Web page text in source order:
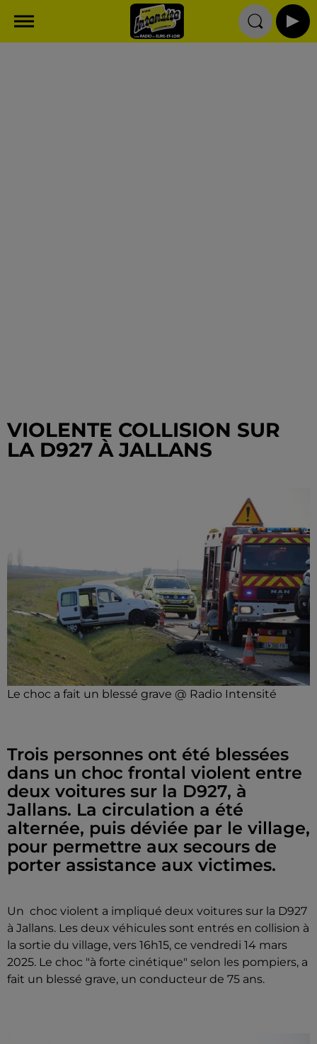
VIOLENTE COLLISION SUR
LA D927 À JALLANS
Le choc a fait un blessé grave @ Radio Intensité
Trois personnes ont été blessées
dans un choc frontal violent entre
deux voitures sur la D927, à
Jallans. La circulation a été
alternée, puis déviée par le village,
pour permettre aux secours de
porter assistance aux victimes.
Un choc violent a impliqué deux voitures sur la D927
à Jallans. Les deux véhicules sont entrés en collision à
la sortie du village, vers 16h15, ce vendredi 14 mars
2025. Le choc "à forte cinétique" selon les pompiers, a
fait un blessé grave, un conducteur de 75 ans.